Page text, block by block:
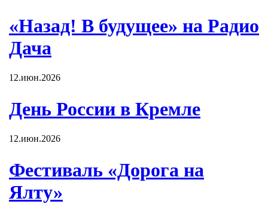
«Назад! В будущее» на Радио
Дача
12.июн.2026
День России в Кремле
12.июн.2026
Фестиваль «Дорога на
Ялту»